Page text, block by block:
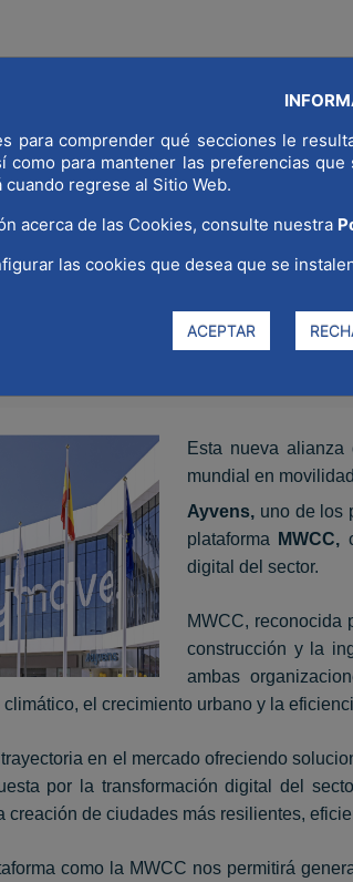
para comprender qué secciones le
como para mantener las preferencias
regrese al Sitio Web.
acerca de las Cookies, consulte nuestra
las cookies que desea que se
ACEPTAR
a la plataforma
Esta nueva
mundial en
Ayvens, uno de los
plataforma
MWCC,
digital del sector.
MWCC, reconocida
construcción y la
ambas
el crecimiento urbano y la
en el mercado ofreciendo
por la transformación digital del
creación de ciudades más resilientes,
como la MWCC nos permitirá